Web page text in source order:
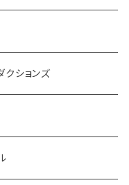
ションズ